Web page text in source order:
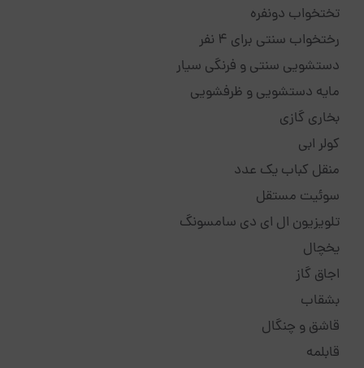
تختخواب دونفره
رختخواب سنتی برای 4 نفر
دستشویی سنتی و فرنگی سیار
مایه دستشویی و ظرفشویی
بخاری گازی
کولر ابی
منقل کباب یک عدد
سوئیت مستقل
تلویزیون ال ای دی سامسونگ
یخچال
اجاق گاز
بشقاب
قاشق و چنگال
قابلمه